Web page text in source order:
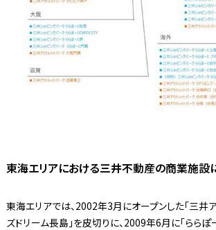
東海エリアにおける三井不動産の商業施設
東海エリアでは、2002年3月にオープンした「三井
ズドリーム長島」を皮切りに、2009年6月に「ららぽ